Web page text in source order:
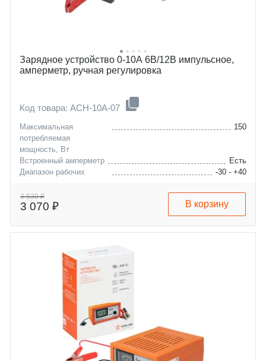
Зарядное устройство 0-10А 6В/12В импульсное,
амперметр, ручная регулировка
Код товара: ACH-10A-07
Максимальная
потребляемая
мощность, Вт
150
Встроенный амперметр
Есть
Диапазон рабочих
-30 - +40
Максимальная емкость
заряжаемой АКБ, А/ч
120
3 530 ₽
3 070 ₽ В корзину